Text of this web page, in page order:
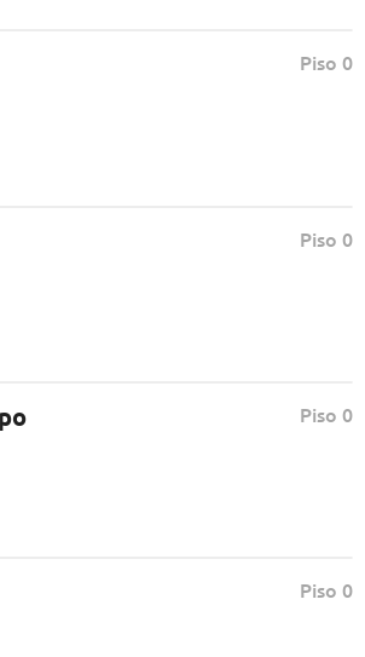
Piso 0
Piso 0
Piso 0
Piso 0